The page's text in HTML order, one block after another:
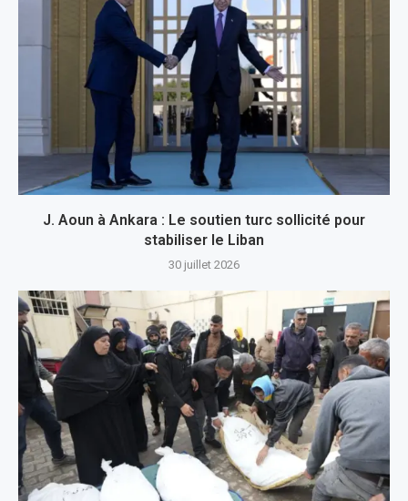
J. Aoun à Ankara : Le soutien turc sollicité pour
stabiliser le Liban
30 juillet 2026